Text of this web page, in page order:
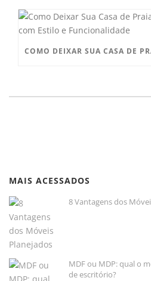
MAIS ACESSADOS
8 Vantagens dos
MDF ou MDP: qual o
de escritório?